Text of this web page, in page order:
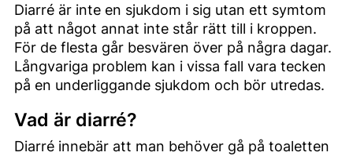
Diarré är inte en sjukdom i sig utan ett symtom
på att något annat inte står rätt till i kroppen.
För de flesta går besvären över på några dagar.
Långvariga problem kan i vissa fall vara tecken
på en underliggande sjukdom och bör utredas.
Vad är diarré?
Diarré innebär att man behöver gå på toaletten